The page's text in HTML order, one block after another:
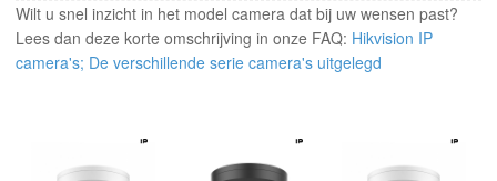
RMA
MIJN OSEC
INLOGGEN
Wilt u snel inzicht in het model camera dat bij uw wensen past?
Lees dan deze korte omschrijving in onze FAQ: Hikvision IP
camera's; De verschillende serie camera's uitgelegd